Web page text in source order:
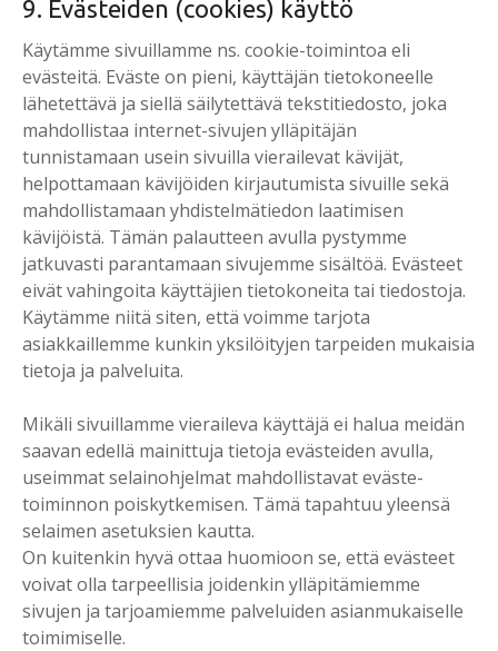
9. Evästeiden (cookies) käyttö
Käytämme sivuillamme ns. cookie-toimintoa eli
evästeitä. Eväste on pieni, käyttäjän tietokoneelle
lähetettävä ja siellä säilytettävä tekstitiedosto, joka
mahdollistaa internet-sivujen ylläpitäjän
tunnistamaan usein sivuilla vierailevat kävijät,
helpottamaan kävijöiden kirjautumista sivuille sekä
mahdollistamaan yhdistelmätiedon laatimisen
kävijöistä. Tämän palautteen avulla pystymme
jatkuvasti parantamaan sivujemme sisältöä. Evästeet
eivät vahingoita käyttäjien tietokoneita tai tiedostoja.
Käytämme niitä siten, että voimme tarjota
asiakkaillemme kunkin yksilöityjen tarpeiden mukaisia
tietoja ja palveluita.
Mikäli sivuillamme vieraileva käyttäjä ei halua meidän
saavan edellä mainittuja tietoja evästeiden avulla,
useimmat selainohjelmat mahdollistavat eväste-
toiminnon poiskytkemisen. Tämä tapahtuu yleensä
selaimen asetuksien kautta.
On kuitenkin hyvä ottaa huomioon se, että evästeet
voivat olla tarpeellisia joidenkin ylläpitämiemme
sivujen ja tarjoamiemme palveluiden asianmukaiselle
toimimiselle.